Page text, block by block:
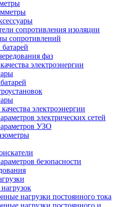
сопротивления изоляции
сопротивлений
фаз
электроэнергии
электроэнергии
электрических сетей
УЗО
безопасности
нагрузки постоянного тока
нагрузки постоянного и